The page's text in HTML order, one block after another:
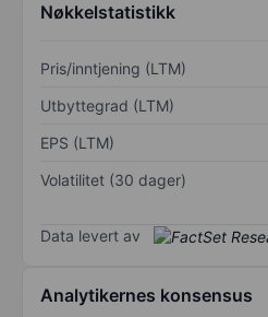
Nøkkelstatistikk
Pris/inntjening (LTM)
Utbyttegrad (LTM)
EPS (LTM)
Volatilitet (30 dager)
Data levert av
Analytikernes konsensus